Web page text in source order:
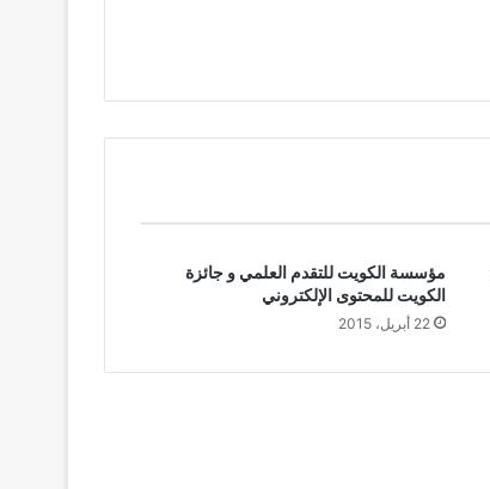
مؤسسة الكويت للتقدم العلمي و جائزة
الكويت للمحتوى الإلكتروني
22 أبريل، 2015